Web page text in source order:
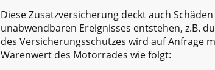
Diese Zusatzversicherung deckt auch
unabwendbaren Ereignisses entstehen, z.B.
des Versicherungsschutzes wird auf Anfrage
Warenwert des Motorrades wie folgt: